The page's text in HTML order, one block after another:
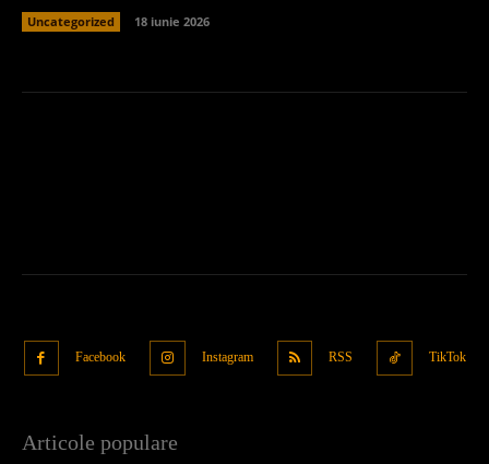
Uncategorized 18 iunie 2026
Facebook Instagram RSS TikTok
Articole populare